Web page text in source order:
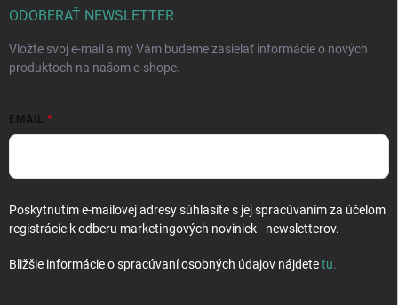
ODOBERAŤ NEWSLETTER
Vložte svoj e-mail a my Vám budeme zasielať informácie o nových
produktoch na našom e-shope.
EMAIL
Poskytnutím e-mailovej adresy súhlasíte s jej spracúvaním za účelom
registrácie k odberu marketingových noviniek - newsletterov.
Bližšie informácie o spracúvaní osobných údajov nájdetetu.